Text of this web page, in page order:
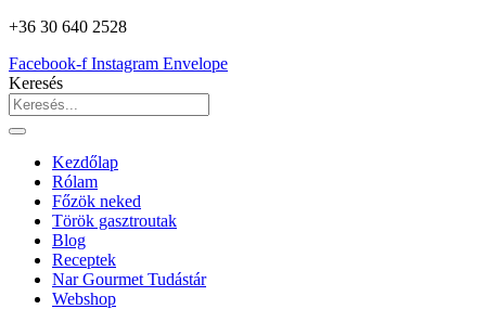
+36 30 640 2528
Facebook-f Instagram Envelope
Keresés
Kezdőlap
Rólam
Főzök neked
Török gasztroutak
Blog
Receptek
Nar Gourmet Tudástár
Webshop